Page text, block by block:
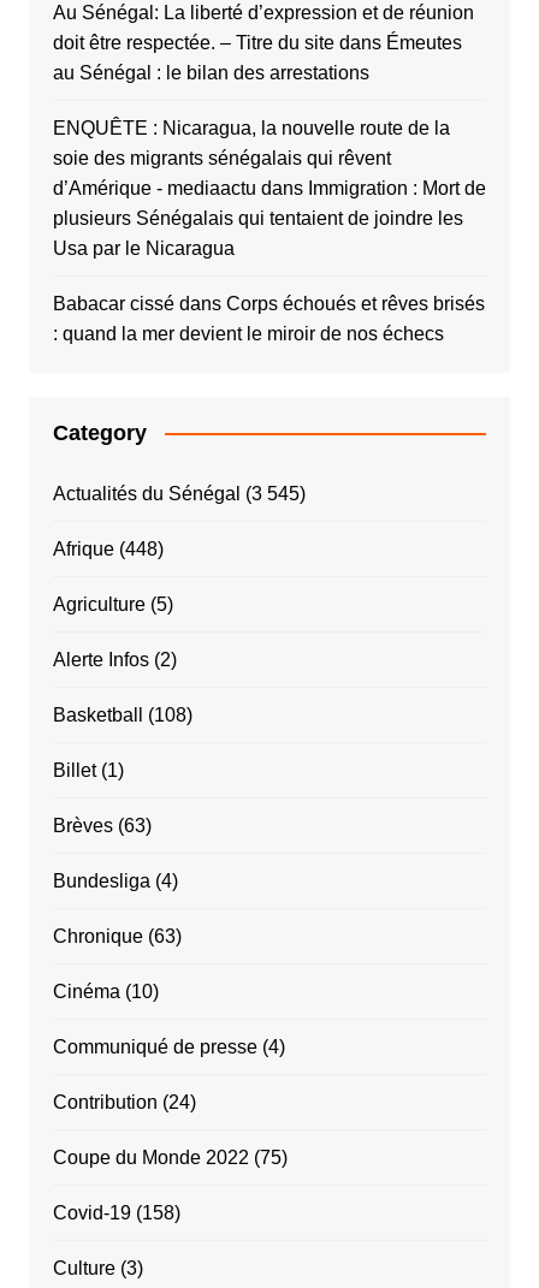
Au Sénégal: La liberté d’expression et de réunion
doit être respectée. – Titre du sitedans Émeutes
au Sénégal : le bilan des arrestations
ENQUÊTE : Nicaragua, la nouvelle route de la
soie des migrants sénégalais qui rêvent
d’Amérique - mediaactu dans Immigration : Mort de
plusieurs Sénégalais qui tentaient de joindre les
Usa par le Nicaragua
Babacar cissédans Corps échoués et rêves brisés
: quand la mer devient le miroir de nos échecs
Category
Actualités du Sénégal (3 545)
Afrique(448)
Agriculture(5)
Alerte Infos(2)
Basketball (108)
Billet(1)
Brèves(63)
Bundesliga (4)
Chronique(63)
Cinéma (10)
Communiqué de presse(4)
Contribution (24)
Coupe du Monde 2022 (75)
Covid-19(158)
Culture(3)